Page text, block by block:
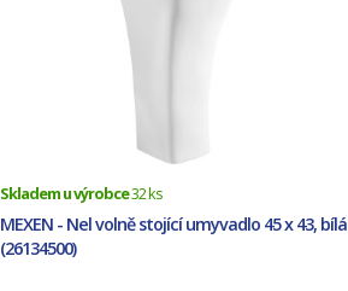
Skladem u výrobce32 ks
MEXEN - Nel volně stojící umyvadlo 45 x 43, bílá
(26134500)